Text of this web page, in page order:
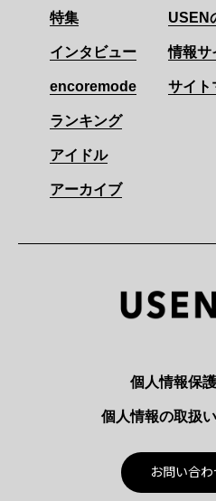
特集
インタビュー
encoremode
ランキング
アイドル
アーカイブ
USEN
情報サ
サイト
個人情報保
個人情報の取扱
お問い合わ